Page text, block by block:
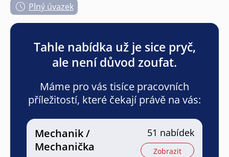
Plný úvazek
Tahle nabídka už je sice pryč,
ale není důvod zoufat.
Máme pro vás tisíce pracovních
příležitostí, které čekají právě na vás:
Mechanik /
Mechanička
51 nabídek
Zobrazit